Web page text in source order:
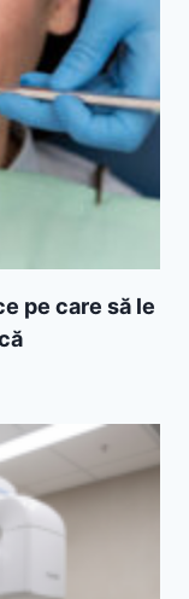
pe care să le